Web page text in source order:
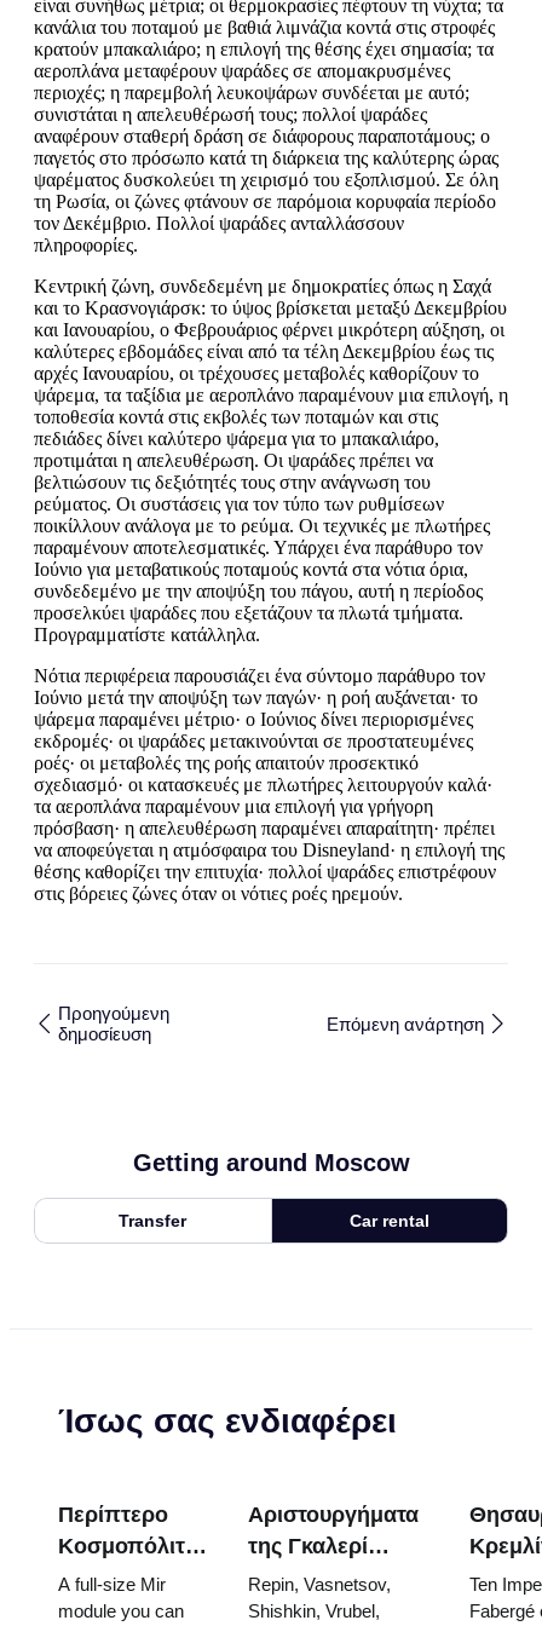
είναι συνήθως μέτρια; οι θερμοκρασίες πέφτουν τη νύχτα; τα
κανάλια του ποταμού με βαθιά λιμνάζια κοντά στις στροφές
κρατούν μπακαλιάρο; η επιλογή της θέσης έχει σημασία; τα
αεροπλάνα μεταφέρουν ψαράδες σε απομακρυσμένες
περιοχές; η παρεμβολή λευκοψάρων συνδέεται με αυτό;
συνιστάται η απελευθέρωσή τους; πολλοί ψαράδες
αναφέρουν σταθερή δράση σε διάφορους παραποτάμους; ο
παγετός στο πρόσωπο κατά τη διάρκεια της καλύτερης ώρας
ψαρέματος δυσκολεύει τη χειρισμό του εξοπλισμού. Σε όλη
τη Ρωσία, οι ζώνες φτάνουν σε παρόμοια κορυφαία περίοδο
τον Δεκέμβριο. Πολλοί ψαράδες ανταλλάσσουν
πληροφορίες.
Κεντρική ζώνη, συνδεδεμένη με δημοκρατίες όπως η Σαχά
και το Κρασνογιάρσκ: το ύψος βρίσκεται μεταξύ Δεκεμβρίου
και Ιανουαρίου, ο Φεβρουάριος φέρνει μικρότερη αύξηση, οι
καλύτερες εβδομάδες είναι από τα τέλη Δεκεμβρίου έως τις
αρχές Ιανουαρίου, οι τρέχουσες μεταβολές καθορίζουν το
ψάρεμα, τα ταξίδια με αεροπλάνο παραμένουν μια επιλογή, η
τοποθεσία κοντά στις εκβολές των ποταμών και στις
πεδιάδες δίνει καλύτερο ψάρεμα για το μπακαλιάρο,
προτιμάται η απελευθέρωση. Οι ψαράδες πρέπει να
βελτιώσουν τις δεξιότητές τους στην ανάγνωση του
ρεύματος. Οι συστάσεις για τον τύπο των ρυθμίσεων
ποικίλλουν ανάλογα με το ρεύμα. Οι τεχνικές με πλωτήρες
παραμένουν αποτελεσματικές. Υπάρχει ένα παράθυρο τον
Ιούνιο για μεταβατικούς ποταμούς κοντά στα νότια όρια,
συνδεδεμένο με την αποψύξη του πάγου, αυτή η περίοδος
προσελκύει ψαράδες που εξετάζουν τα πλωτά τμήματα.
Προγραμματίστε κατάλληλα.
Νότια περιφέρεια παρουσιάζει ένα σύντομο παράθυρο τον
Ιούνιο μετά την αποψύξη των παγών· η ροή αυξάνεται· το
ψάρεμα παραμένει μέτριο· ο Ιούνιος δίνει περιορισμένες
εκδρομές· οι ψαράδες μετακινούνται σε προστατευμένες
ροές· οι μεταβολές της ροής απαιτούν προσεκτικό
σχεδιασμό· οι κατασκευές με πλωτήρες λειτουργούν καλά·
τα αεροπλάνα παραμένουν μια επιλογή για γρήγορη
πρόσβαση· η απελευθέρωση παραμένει απαραίτητη· πρέπει
να αποφεύγεται η ατμόσφαιρα του Disneyland· η επιλογή της
θέσης καθορίζει την επιτυχία· πολλοί ψαράδες επιστρέφουν
στις βόρειες ζώνες όταν οι νότιες ροές ηρεμούν.
Προηγούμενη
δημοσίευση
Επόμενη ανάρτηση
Getting around Moscow
Transfer Car rental
Ίσως σας ενδιαφέρει
Περίπτερο
Κοσμοπόλιταν
(Kosmos
Pavilion) στην
A full-size Mir
module you can
Αριστουργήματα
της Γκαλερί
Τρετιακόφ: Οι
Πίνακες που
Repin, Vasnetsov,
Shishkin, Vrubel,
Αυγά
Ten
Fabergé